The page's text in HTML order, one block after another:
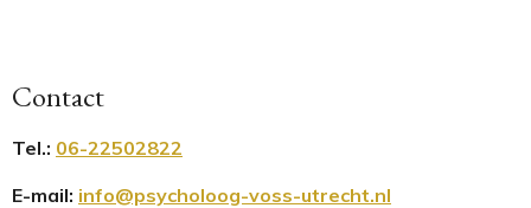
Contact
Tel.: 06-22502822
E-mail: info@psycholoog-voss-utrecht.nl